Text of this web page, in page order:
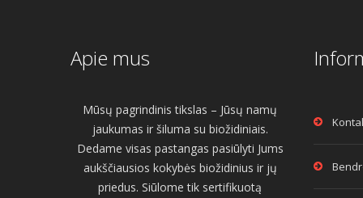
Apie mus
Mūsų pagrindinis tikslas – Jūsų namų
jaukumas ir šiluma su biožidiniais.
Dedame visas pastangas pasiūlyti Jums
aukščiausios kokybės biožidinius ir jų
priedus. Siūlome tik sertifikuotą